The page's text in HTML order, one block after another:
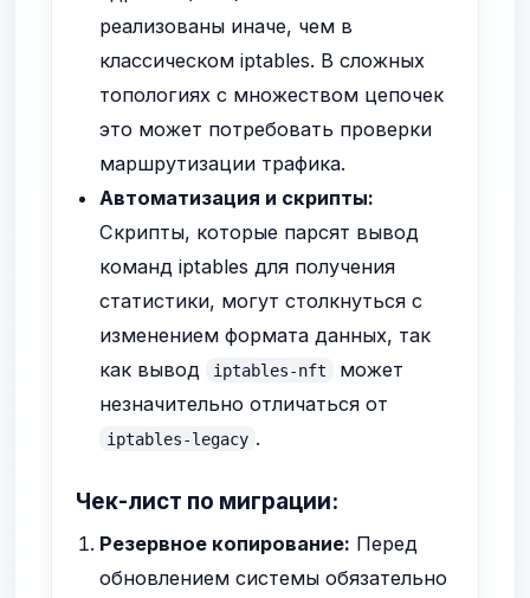
реализованы иначе, чем в
классическом iptables. В сложных
топологиях с множеством цепочек
это может потребовать проверки
маршрутизации трафика.
Автоматизация и скрипты:
Скрипты, которые парсят вывод
команд iptables для получения
статистики, могут столкнуться с
изменением формата данных, так
как вывод
iptables-nft
может
незначительно отличаться от
iptables-legacy .
Чек-лист по миграции:
Резервное копирование: Перед
обновлением системы обязательно